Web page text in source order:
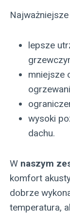
lepsze
mniejsze
wysoki
dachu.
W naszym
komfort
dobrze
temperatura,